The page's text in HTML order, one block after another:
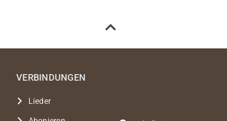
VERBINDUNGEN
Lieder